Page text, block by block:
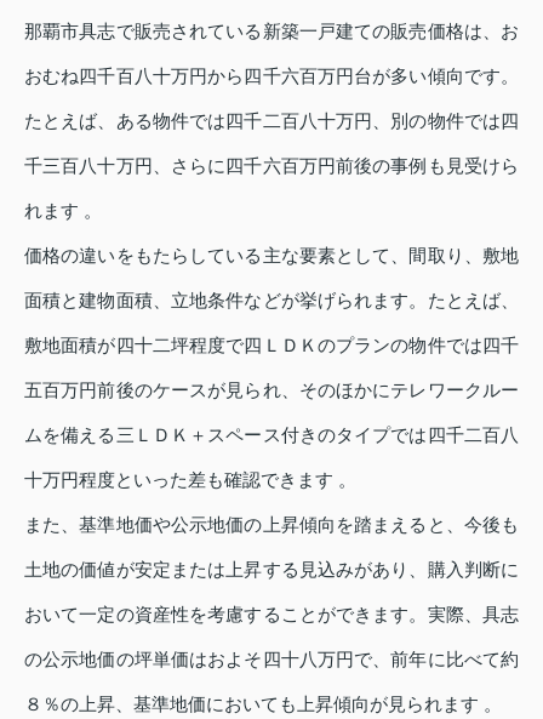
那覇市具志で販売されている新築一戸建ての販売価格は、お
おむね四千百八十万円から四千六百万円台が多い傾向です。
たとえば、ある物件では四千二百八十万円、別の物件では四
千三百八十万円、さらに四千六百万円前後の事例も見受けら
れます 。
価格の違いをもたらしている主な要素として、間取り、敷地
面積と建物面積、立地条件などが挙げられます。たとえば、
敷地面積が四十二坪程度で四ＬＤＫのプランの物件では四千
五百万円前後のケースが見られ、そのほかにテレワークルー
ムを備える三ＬＤＫ＋スペース付きのタイプでは四千二百八
十万円程度といった差も確認できます 。
また、基準地価や公示地価の上昇傾向を踏まえると、今後も
土地の価値が安定または上昇する見込みがあり、購入判断に
おいて一定の資産性を考慮することができます。実際、具志
の公示地価の坪単価はおよそ四十八万円で、前年に比べて約
８％の上昇、基準地価においても上昇傾向が見られます 。